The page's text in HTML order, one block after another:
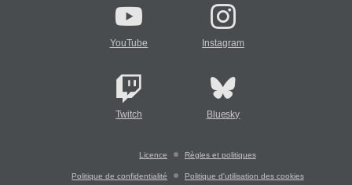
YouTube Instagram
Twitch Bluesky
Licence Règles et politiques
Politique de confidentialité Politique d'utilisation des cookies